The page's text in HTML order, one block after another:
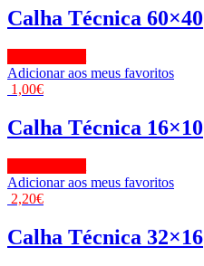
Calha Técnica 60×40
Adicionar aos meus favoritos
1,00€
Calha Técnica 16×10
Adicionar aos meus favoritos
2,20€
Calha Técnica 32×16